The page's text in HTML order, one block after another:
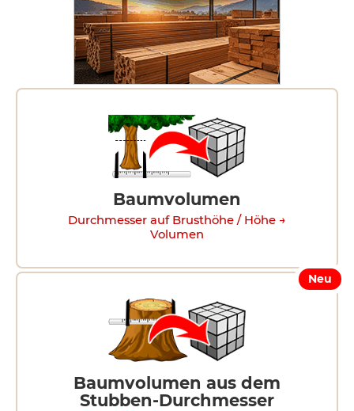
Baumvolumen
Durchmesser auf Brusthöhe / Höhe →
Volumen
Neu
Baumvolumen aus dem
Stubben-Durchmesser